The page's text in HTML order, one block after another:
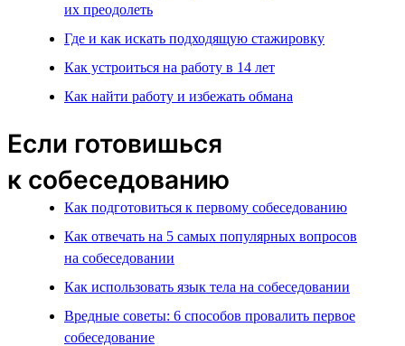
их преодолеть
Где и как искать подходящую стажировку
Как устроиться на работу в 14 лет
Как найти работу и избежать обмана
Если готовишься
к собеседованию
Как подготовиться к первому собеседованию
Как отвечать на 5 самых популярных вопросов
на собеседовании
Как использовать язык тела на собеседовании
Вредные советы: 6 способов провалить первое
собеседование